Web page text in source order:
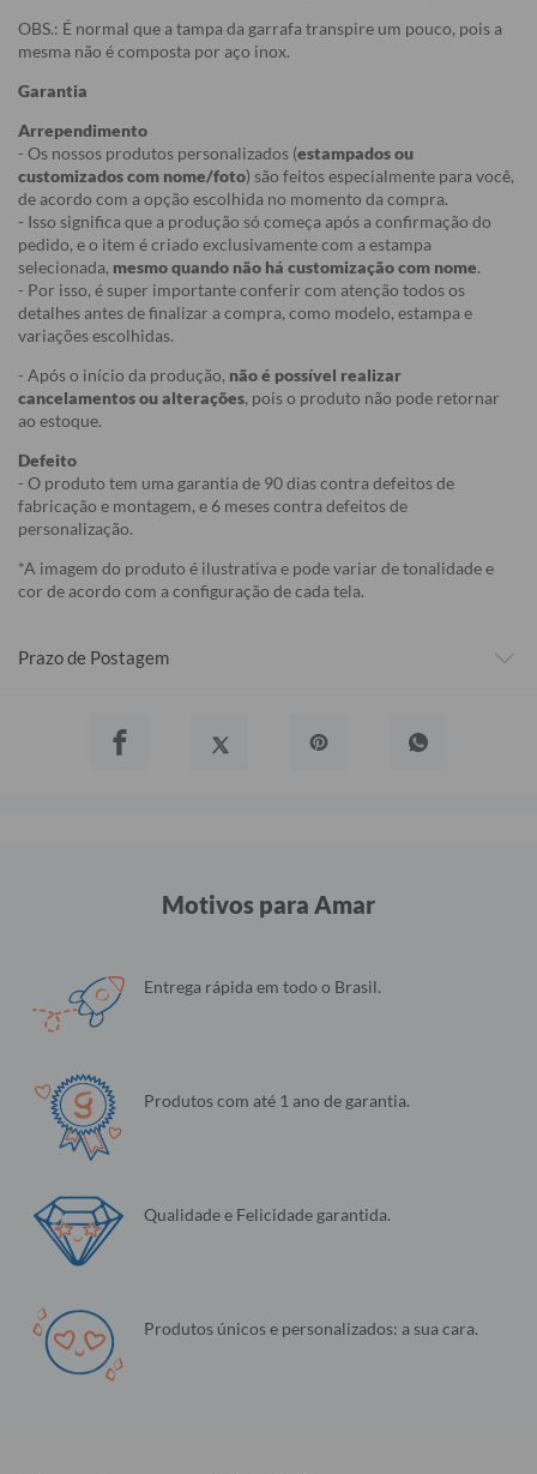
OBS.: É normal que a tampa da garrafa transpire um pouco, pois a
mesma não é composta por aço inox.
Garantia
Arrependimento
- Os nossos produtos personalizados (estampados ou
customizados com nome/foto) são feitos especialmente para você,
de acordo com a opção escolhida no momento da compra.
- Isso significa que a produção só começa após a confirmação do
pedido, e o item é criado exclusivamente com a estampa
selecionada, mesmo quando não há customização com nome.
- Por isso, é super importante conferir com atenção todos os
detalhes antes de finalizar a compra, como modelo, estampa e
variações escolhidas.
- Após o início da produção, não é possível realizar
cancelamentos ou alterações, pois o produto não pode retornar
ao estoque.
Defeito
- O produto tem uma garantia de 90 dias contra defeitos de
fabricação e montagem, e 6 meses contra defeitos de
personalização.
*A imagem do produto é ilustrativa e pode variar de tonalidade e
cor de acordo com a configuração de cada tela.
Prazo de Postagem
Motivos para Amar
Entrega rápida em todo o Brasil.
Produtos com até 1 ano de garantia.
Qualidade e Felicidade garantida.
Produtos únicos e personalizados: a sua cara.